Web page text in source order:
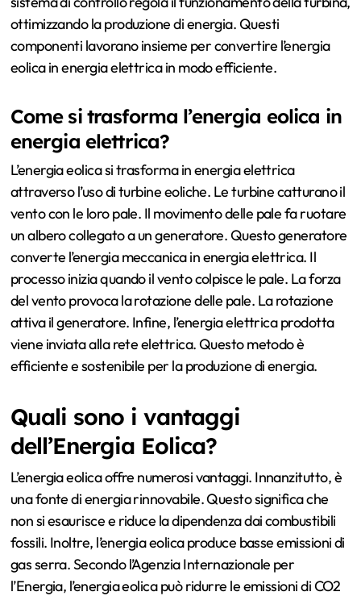
ottimizzando la produzione di energia. Questi
componenti lavorano insieme per convertire l’energia
eolica in energia elettrica in modo efficiente.
Come si trasforma l’energia eolica in
energia elettrica?
L’energia eolica si trasforma in energia elettrica
attraverso l’uso di turbine eoliche. Le turbine catturano il
vento con le loro pale. Il movimento delle pale fa ruotare
un albero collegato a un generatore. Questo generatore
converte l’energia meccanica in energia elettrica. Il
processo inizia quando il vento colpisce le pale. La forza
del vento provoca la rotazione delle pale. La rotazione
attiva il generatore. Infine, l’energia elettrica prodotta
viene inviata alla rete elettrica. Questo metodo è
efficiente e sostenibile per la produzione di energia.
Quali sono i vantaggi
dell’Energia Eolica?
L’energia eolica offre numerosi vantaggi. Innanzitutto, è
una fonte di energia rinnovabile. Questo significa che
non si esaurisce e riduce la dipendenza dai combustibili
fossili. Inoltre, l’energia eolica produce basse emissioni di
gas serra. Secondo l’Agenzia Internazionale per
l’Energia, l’energia eolica può ridurre le emissioni di CO2